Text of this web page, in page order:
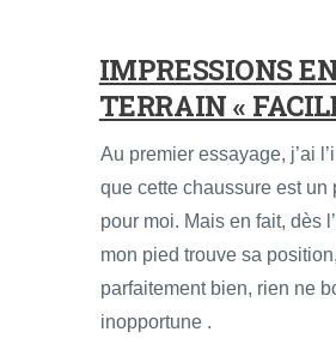
IMPRESSIONS
TERRAIN «
Au premier essayage, j’ai
que cette chaussure est un
pour moi. Mais en fait, dès
mon pied trouve sa
parfaitement bien, rien ne
inopportune .